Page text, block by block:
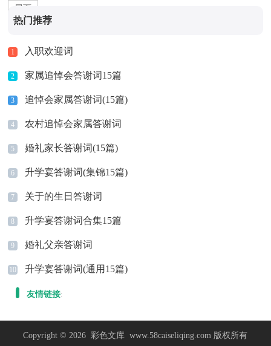
尾页
热门推荐
1 入职欢迎词
2 家属追悼会答谢词15篇
3 追悼会家属答谢词(15篇)
4 农村追悼会家属答谢词
5 婚礼家长答谢词(15篇)
6 升学宴答谢词(集锦15篇)
7 关于的生日答谢词
8 升学宴答谢词合集15篇
9 婚礼父亲答谢词
10 升学宴答谢词(通用15篇)
友情链接:
Copyright © 2026 彩色文库 www.58caiseliqing.com 版权所有